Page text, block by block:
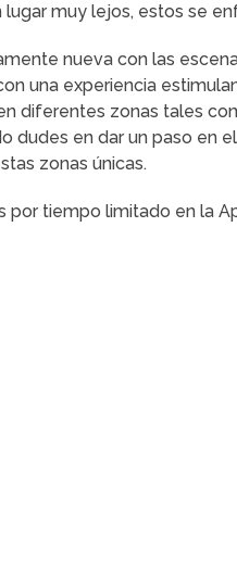
muy lejos, estos se
nueva con las
una experiencia
diferentes zonas tales
dudes en dar un paso en
zonas únicas.
por tiempo limitado en la